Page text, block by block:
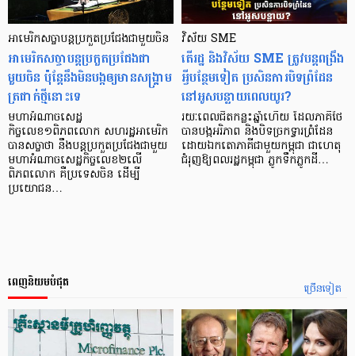
អាមេរិកសច្ចាបន្តប្រកួតប្រជែងជាមួយចិន
អាមេរិកសច្ចាបន្តប្រកួតប្រជែងជា
មួយចិន ប៉ុន្ដែនឹងមិនបង្កឲ្យមានសង្គ្រាម
ត្រជាក់ថ្មីនោះទេ
មហាអំណាចសេដ្ឋ
កិច្ចលេខ១ពិភពលោក សហរដ្ឋអាមេរិក
បានសច្ចាថា នឹងបន្តប្រកួតប្រជែងជាមួយ
មហាអំណាចសេដ្ឋកិច្ចលេខ២លើ
ពិភពលោក គឺប្រទេសចិន ដើម្បី
ប្រយោជន…
វិស័យ SME
តើរដ្ឋ និងវិស័យ SME ត្រូវបន្ដពង្រឹង
អ្វីបន្ថែមទៀត ប្រសិនការបិទព្រំដែន
នៅអូសបន្លាយពេលយូរ?
រយៈពេលជិតកន្លះឆ្នាំហើយ ដែលភាគីថៃ
បានបង្កអរិភាព និងបិទច្រកទ្វារព្រំដែន
ដោយឯកតោភាគីជាមួយកម្ពុជា ជាហេតុ
ជំរុញឱ្យពលរដ្ឋកម្ពុជា ភ្លូកទឹកភ្លូកដី…
ច្រើនទៀត
ពេញនិយមបំផុត